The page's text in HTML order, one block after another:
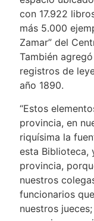
con 17.922
más 5.000
Zamar” del
También
registros de
año 1890.
“Estos
provincia, en
riquísima la
esta Biblioteca,
provincia,
nuestros
funcionarios
nuestros